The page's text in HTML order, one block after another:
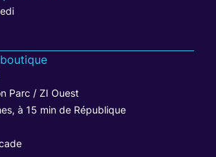
Parc / ZI Ouest
à 15 min de République